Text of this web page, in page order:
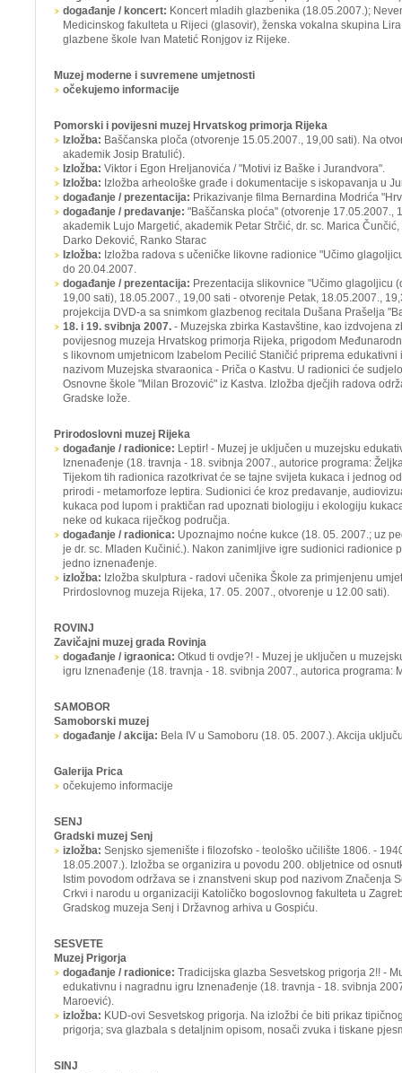
događanje / koncert: Koncert mladih glazbenika (18.05.2007.);
Medicinskog fakulteta u Rijeci (glasovir), ženska vokalna skupina Lira
glazbene škole Ivan Matetić Ronjgov iz Rijeke.
Muzej moderne i suvremene umjetnosti
očekujemo informacije
Pomorski i povijesni muzej Hrvatskog primorja Rijeka
Izložba: Baščanska ploča (otvorenje 15.05.2007., 19,00 sati). Na
akademik Josip Bratulić).
Izložba: Viktor i Egon Hreljanovića / "Motivi iz Baške i Jurandvora".
Izložba: Izložba arheološke građe i dokumentacije s iskopavanja u
događanje / prezentacija: Prikazivanje filma Bernardina Modrića
događanje / predavanje: "Baščanska ploća" (otvorenje 17.05.2007.,
akademik Lujo Margetić, akademik Petar Strčić, dr. sc. Marica Čunčić,
Darko Deković, Ranko Starac
Izložba: Izložba radova s učeničke likovne radionice "Učimo
do 20.04.2007.
događanje / prezentacija: Prezentacija slikovnice "Učimo glagoljicu
19,00 sati), 18.05.2007., 19,00 sati - otvorenje Petak, 18.05.2007.,
projekcija DVD-a sa snimkom glazbenog recitala Dušana Prašelja
18. i 19. svibnja 2007. - Muzejska zbirka Kastavštine, kao izdvojena
povijesnog muzeja Hrvatskog primorja Rijeka, prigodom
s likovnom umjetnicom Izabelom Pecilić Staničić priprema
nazivom Muzejska stvaraonica - Priča o Kastvu. U radionici će
Osnovne škole "Milan Brozović" iz Kastva. Izložba dječjih radova
Gradske lože.
Prirodoslovni muzej Rijeka
događanje / radionice: Leptir! - Muzej je uključen u muzejsku
Iznenađenje (18. travnja - 18. svibnja 2007., autorice programa:
Tijekom tih radionica razotkrivat će se tajne svijeta kukaca i jednog
prirodi - metamorfoze leptira. Sudionici će kroz predavanje,
kukaca pod lupom i praktičan rad upoznati biologiju i ekologiju
neke od kukaca riječkog područja.
događanje / radionica: Upoznajmo noćne kukce (18. 05. 2007.; uz
je dr. sc. Mladen Kučinić.). Nakon zanimljive igre sudionici radionice
jedno iznenađenje.
izložba: Izložba skulptura - radovi učenika Škole za primjenjenu
Prirdoslovnog muzeja Rijeka, 17. 05. 2007., otvorenje u 12.00 sati).
ROVINJ
Zavičajni muzej grada Rovinja
događanje / igraonica: Otkud ti ovdje?! - Muzej je uključen u
igru Iznenađenje (18. travnja - 18. svibnja 2007., autorica programa:
SAMOBOR
Samoborski muzej
događanje / akcija: Bela IV u Samoboru (18. 05. 2007.). Akcija
Galerija Prica
očekujemo informacije
SENJ
Gradski muzej Senj
izložba: Senjsko sjemenište i filozofsko - teološko učilište 1806. -
18.05.2007.). Izložba se organizira u povodu 200. obljetnice od
Istim povodom održava se i znanstveni skup pod nazivom Značenja
Crkvi i narodu u organizaciji Katoličko bogoslovnog fakulteta u
Gradskog muzeja Senj i Državnog arhiva u Gospiću.
SESVETE
Muzej Prigorja
događanje / radionice: Tradicijska glazba Sesvetskog prigorja 2!! -
edukativnu i nagradnu igru Iznenađenje (18. travnja - 18. svibnja
Maroević).
izložba: KUD-ovi Sesvetskog prigorja. Na izložbi će biti prikaz
prigorja; sva glazbala s detaljnim opisom, nosači zvuka i tiskane
SINJ